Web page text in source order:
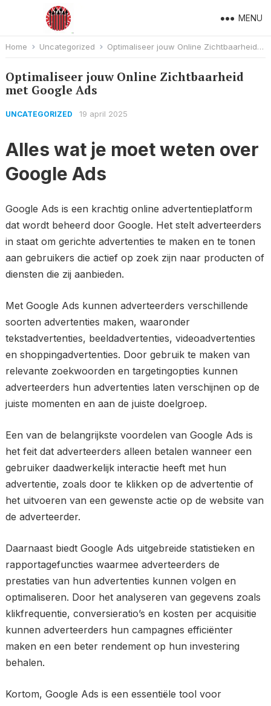
MENU
Home Uncategorized Optimaliseer jouw Online Zichtbaarheid met Google Ads
Optimaliseer jouw Online Zichtbaarheid
met Google Ads
UNCATEGORIZED 19 april 2025
Alles wat je moet weten over
Google Ads
Google Ads is een krachtig online advertentieplatform
dat wordt beheerd door Google. Het stelt adverteerders
in staat om gerichte advertenties te maken en te tonen
aan gebruikers die actief op zoek zijn naar producten of
diensten die zij aanbieden.
Met Google Ads kunnen adverteerders verschillende
soorten advertenties maken, waaronder
tekstadvertenties, beeldadvertenties, videoadvertenties
en shoppingadvertenties. Door gebruik te maken van
relevante zoekwoorden en targetingopties kunnen
adverteerders hun advertenties laten verschijnen op de
juiste momenten en aan de juiste doelgroep.
Een van de belangrijkste voordelen van Google Ads is
het feit dat adverteerders alleen betalen wanneer een
gebruiker daadwerkelijk interactie heeft met hun
advertentie, zoals door te klikken op de advertentie of
het uitvoeren van een gewenste actie op de website van
de adverteerder.
Daarnaast biedt Google Ads uitgebreide statistieken en
rapportagefuncties waarmee adverteerders de
prestaties van hun advertenties kunnen volgen en
optimaliseren. Door het analyseren van gegevens zoals
klikfrequentie, conversieratio’s en kosten per acquisitie
kunnen adverteerders hun campagnes efficiënter
maken en een beter rendement op hun investering
behalen.
Kortom, Google Ads is een essentiële tool voor